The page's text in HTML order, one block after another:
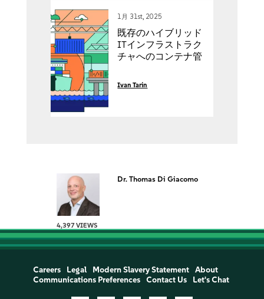
1月 31st, 2025
既存のハイブリッド
ITインフラストラク
チャへのコンテナ管
統合方法
Ivan Tarin
4,397 VIEWS
Dr. Thomas Di Giacomo
Careers Legal Modern Slavery Statement
About
Communications Preferences
Contact Us Let's Chat